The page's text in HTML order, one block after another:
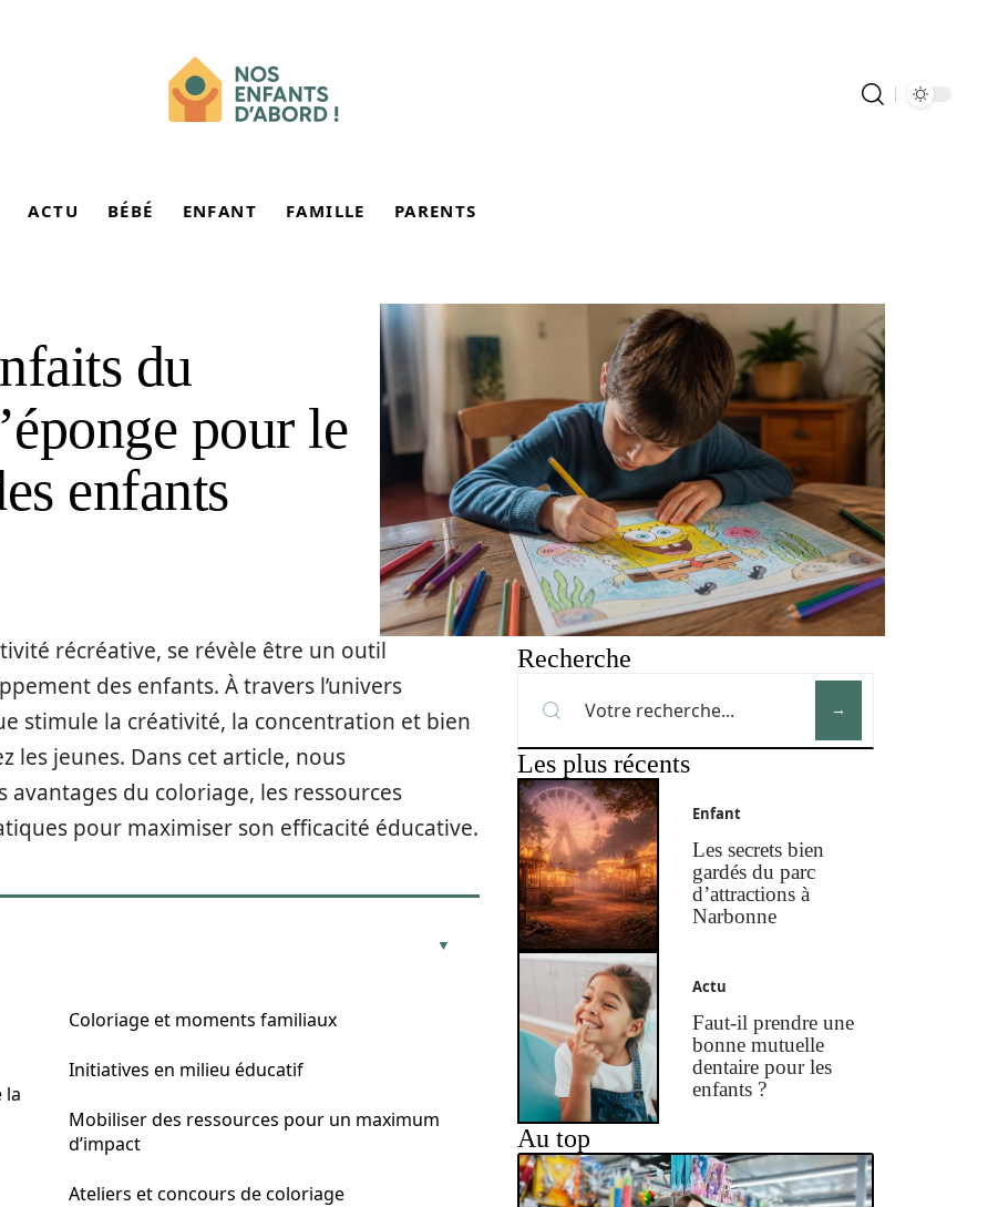
ACTU BÉBÉ ENFANT FAMILLE PARENTS
du
pour le
enfants
récréative, se révèle être un outil
des enfants. À travers l’univers
stimule la créativité, la concentration et bien
les jeunes. Dans cet article, nous
du coloriage, les ressources
pour maximiser son efficacité éducative.
la
Coloriage et moments familiaux
Initiatives en milieu éducatif
Mobiliser des ressources pour un maximum
d’impact
Ateliers et concours de coloriage
Recherche
Les plus récents
Enfant
Les secrets bien
gardés du parc
d’attractions à
Narbonne
Actu
Faut-il prendre une
bonne mutuelle
dentaire pour les
enfants ?
Au top